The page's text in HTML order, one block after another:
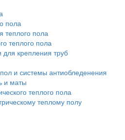
пола
теплого пола
теплого пола
крепления труб
и системы антиобледенения
и маты
теплого пола
теплому полу